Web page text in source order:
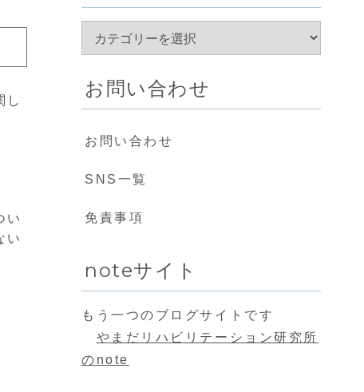
し
い
い
お問い合わせ
お問い合わせ
SNS一覧
免責事項
noteサイト
もう一つのブログサイトです
やまだリハビリテーション研究所
のnote